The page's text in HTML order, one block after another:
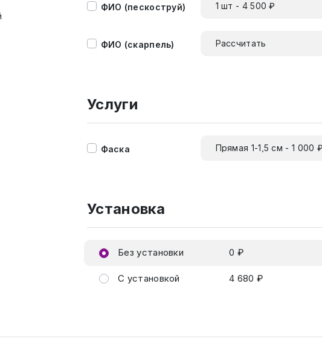
ФИО (пескоструй) 1 шт - 4 500 ₽
ФИО (скарпель) Рассчитать
Услуги
Фаска Прямая 1-1,5 см - 1 000
Установка
Без установки 0 ₽
С установкой 4 680 ₽